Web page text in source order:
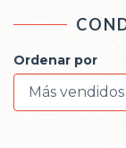
Ordenar por